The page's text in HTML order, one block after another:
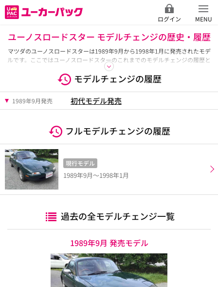
ログイン MENU
ユーノスロードスター モデルチェンジの歴史・履歴
マツダのユーノスロードスターは1989年9月から1998年1月に発売されたモデ
ルです。ここではユーノスロードスターのこれまでのモデルチェンジの履歴と
モデルごとの全グレード一覧をご紹介しています。
モデルチェンジの履歴
1989年9月発売 初代モデル発売
フルモデルチェンジの履歴
現行モデル
1989年9月～1998年1月
過去の全モデルチェンジ一覧
1989年9月 発売モデル